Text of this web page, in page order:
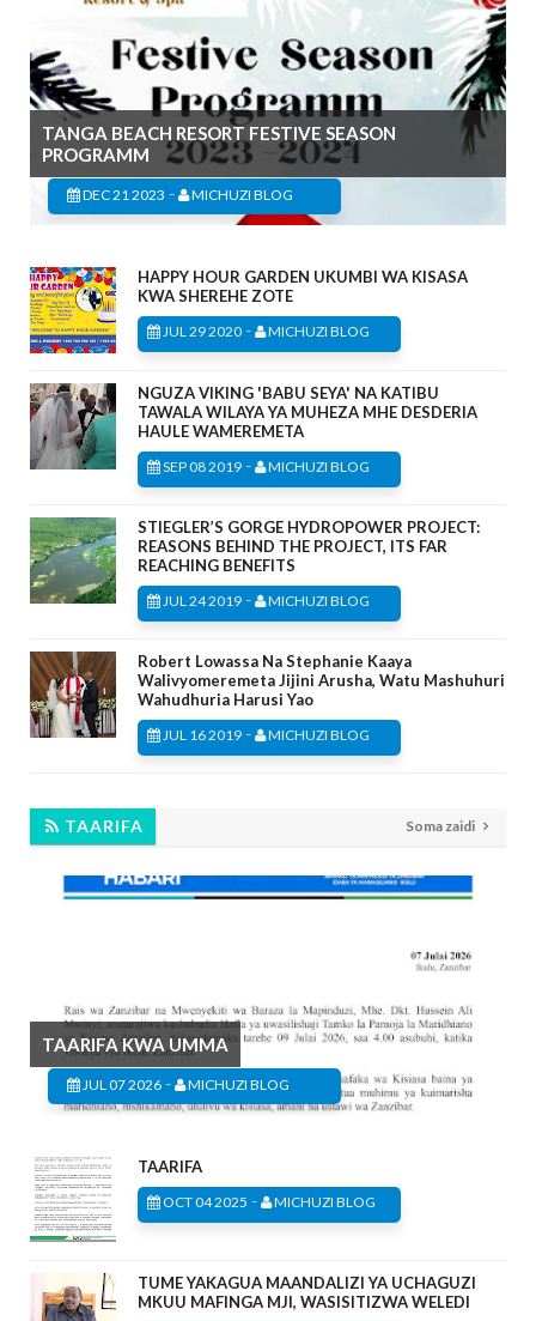
TANGA BEACH RESORT FESTIVE SEASON
PROGRAMM
DEC 21 2023 - MICHUZI BLOG
HAPPY HOUR GARDEN UKUMBI WA KISASA
KWA SHEREHE ZOTE
JUL 29 2020 - MICHUZI BLOG
NGUZA VIKING 'BABU SEYA' NA KATIBU
TAWALA WILAYA YA MUHEZA MHE DESDERIA
HAULE WAMEREMETA
SEP 08 2019 - MICHUZI BLOG
STIEGLER’S GORGE HYDROPOWER PROJECT:
REASONS BEHIND THE PROJECT, ITS FAR
REACHING BENEFITS
JUL 24 2019 - MICHUZI BLOG
Robert Lowassa Na Stephanie Kaaya
Walivyomeremeta Jijini Arusha, Watu Mashuhuri
Wahudhuria Harusi Yao
JUL 16 2019 - MICHUZI BLOG
TAARIFA Soma zaidi
TAARIFA KWA UMMA
JUL 07 2026 - MICHUZI BLOG
TAARIFA
OCT 04 2025 - MICHUZI BLOG
TUME YAKAGUA MAANDALIZI YA UCHAGUZI
MKUU MAFINGA MJI, WASISITIZWA WELEDI